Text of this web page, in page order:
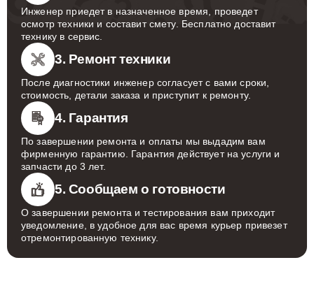
Инженер приедет в назначенное время, проведет
осмотр техники и составит смету. Бесплатно доставит
технику в сервис.
3. Ремонт техники
После диагностики инженер согласует с вами сроки,
стоимость, детали заказа и приступит к ремонту.
4. Гарантия
По завершении ремонта и оплаты мы выдадим вам
фирменную гарантию. Гарантия действует на услуги и
запчасти до 3 лет.
5. Сообщаем о готовности
О завершении ремонта и тестирования вам приходит
уведомление, в удобное для вас время курьер привезет
отремонтированную технику.